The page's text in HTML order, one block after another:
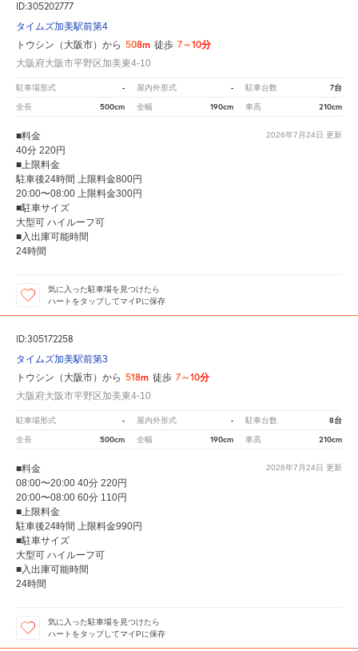
ID:305202777
タイムズ加美駅前第4
トウシン（大阪市）から 508m 徒歩 7～10分
大阪府大阪市平野区加美東4-10
駐車場形式 - 屋内外形式 - 駐車台数 7台
全長 500cm 全幅 190cm 車高 210cm
2026年7月24日 更新
■料金
40分 220円
■上限料金
駐車後24時間 上限料金800円
20:00〜08:00 上限料金300円
■駐車サイズ
大型可 ハイルーフ可
■入出庫可能時間
24時間
気に入った駐車場を見つけたら
ハートをタップしてマイPに保存
ID:305172258
タイムズ加美駅前第3
トウシン（大阪市）から 518m 徒歩 7～10分
大阪府大阪市平野区加美東4-10
駐車場形式 - 屋内外形式 - 駐車台数 8台
全長 500cm 全幅 190cm 車高 210cm
2026年7月24日 更新
■料金
08:00〜20:00 40分 220円
20:00〜08:00 60分 110円
■上限料金
駐車後24時間 上限料金990円
■駐車サイズ
大型可 ハイルーフ可
■入出庫可能時間
24時間
気に入った駐車場を見つけたら
ハートをタップしてマイPに保存